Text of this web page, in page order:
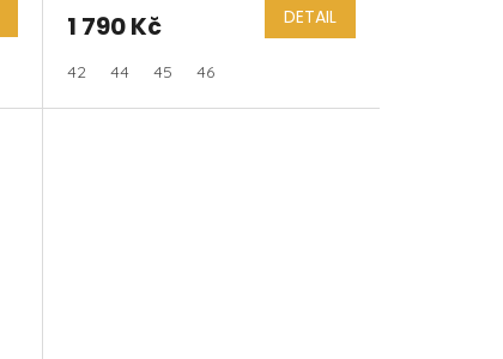
1 790 Kč DETAIL
42 44 45 46